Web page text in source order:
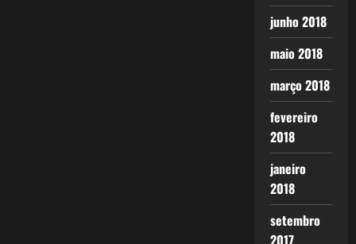
junho 2018
maio 2018
março 2018
fevereiro
2018
janeiro
2018
setembro
2017